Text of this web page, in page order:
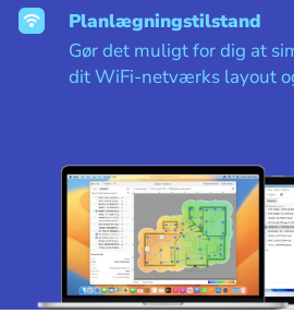
Planlægningstilstand
Gør det muligt for dig at
dit WiFi-netværks layout